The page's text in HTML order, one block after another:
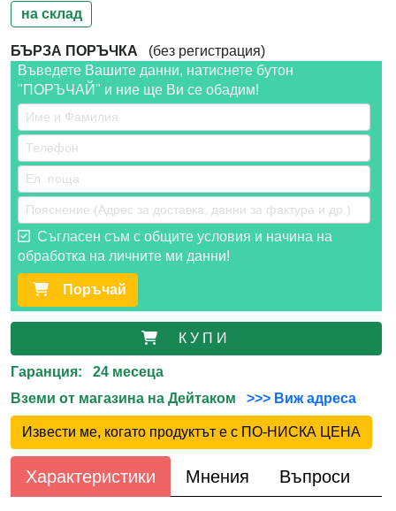
на склад
БЪРЗА ПОРЪЧКА (без регистрация)
Въведете Вашите данни, натиснете бутон
"ПОРЪЧАЙ" и ние ще Ви се обадим!
Съгласен съм с общите условия и начина на
обработка на личните ми данни!
Поръчай
К У П И
Гаранция: 24 месеца
Вземи от магазина на Дейтаком
>>> Виж адреса
Извести ме, когато продуктът е с ПО-НИСКА ЦЕНА
Характеристики Мнения Въпроси